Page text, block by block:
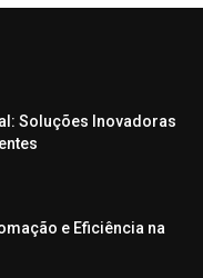
Soluções Inovadoras
e Eficiência na